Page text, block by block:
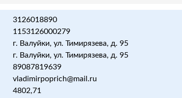
3126018890
1153126000279
г. Валуйки, ул. Тимирязева, д. 95
г. Валуйки, ул. Тимирязева, д. 95
89087819639
vladimirpoprich@mail.ru
4802,71